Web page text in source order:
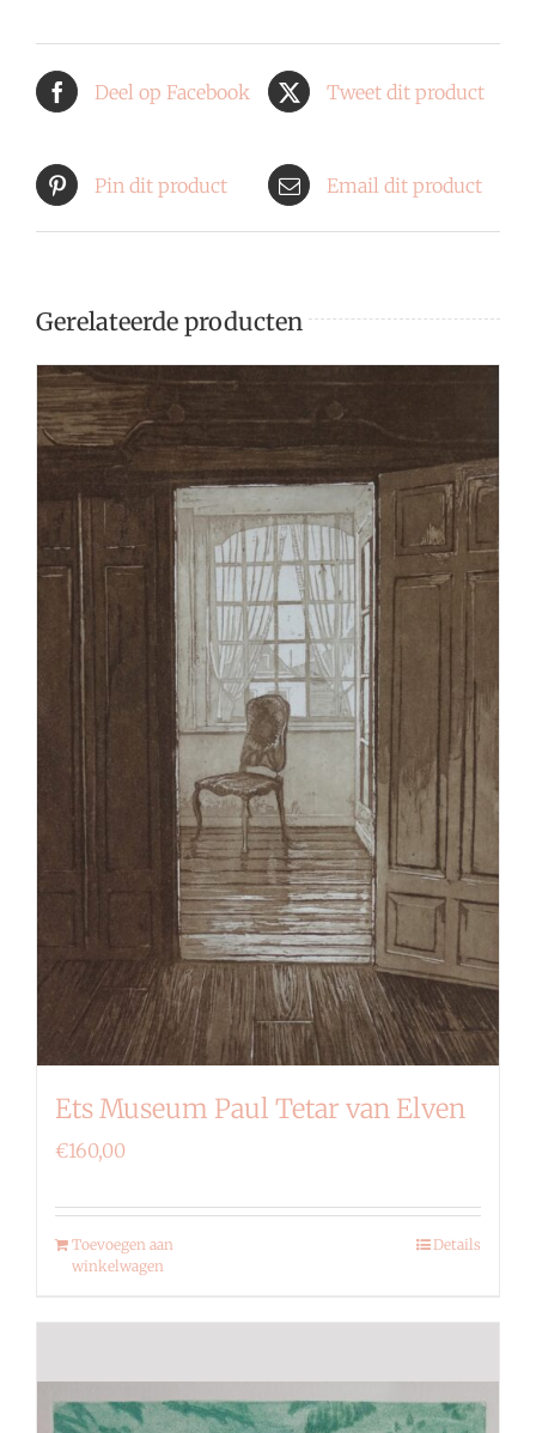
Deel op Facebook Tweet dit product
Pin dit product Email dit product
Gerelateerde producten
Ets Museum Paul Tetar van Elven
€160,00
Toevoegen aan
winkelwagen
Details